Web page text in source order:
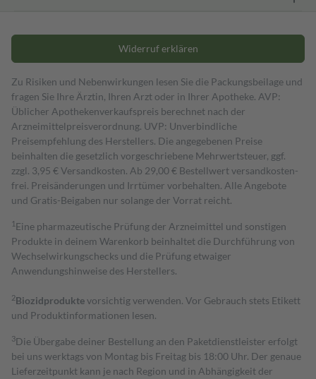
Widerruf erklären
Zu Risiken und Nebenwirkungen lesen Sie die Packungsbeilage und
fragen Sie Ihre Ärztin, Ihren Arzt oder in Ihrer Apotheke. AVP:
Üblicher Apothekenverkaufspreis berechnet nach der
Arzneimittelpreisverordnung. UVP: Unverbindliche
Preisempfehlung des Herstellers. Die angegebenen Preise
beinhalten die gesetzlich vorgeschriebene Mehrwertsteuer, ggf.
zzgl. 3,95 € Versandkosten. Ab 29,00 € Bestell­wert versand­kosten­
frei. Preisänderungen und Irrtümer vorbehalten. Alle Angebote
und Gratis-Beigaben nur solange der Vorrat reicht.
1 Eine pharmazeutische Prüfung der Arzneimittel und sonstigen
Produkte in deinem Warenkorb beinhaltet die Durchführung von
Wechselwirkungschecks und die Prüfung etwaiger
Anwendungshinweise des Herstellers.
2Biozidproduktevorsichtig verwenden. Vor Gebrauch stets Etikett
und Produktinformationen lesen.
3Die Übergabe deiner Bestellung an den Paketdienstleister erfolgt
bei uns werktags von Montag bis Freitag bis 18:00 Uhr. Der genaue
Lieferzeitpunkt kann je nach Region und in Abhängigkeit der